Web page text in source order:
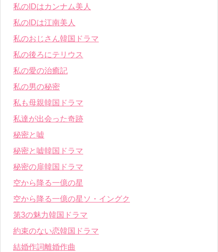
私のIDはカンナム美人
私のIDは江南美人
私のおじさん韓国ドラマ
私の後ろにテリウス
私の愛の治癒記
私の男の秘密
私も母親韓国ドラマ
私達が出会った奇跡
秘密と嘘
秘密と嘘韓国ドラマ
秘密の扉韓国ドラマ
空から降る一億の星
空から降る一億の星ソ・イングク
第3の魅力韓国ドラマ
約束のない恋韓国ドラマ
結婚作詞離婚作曲